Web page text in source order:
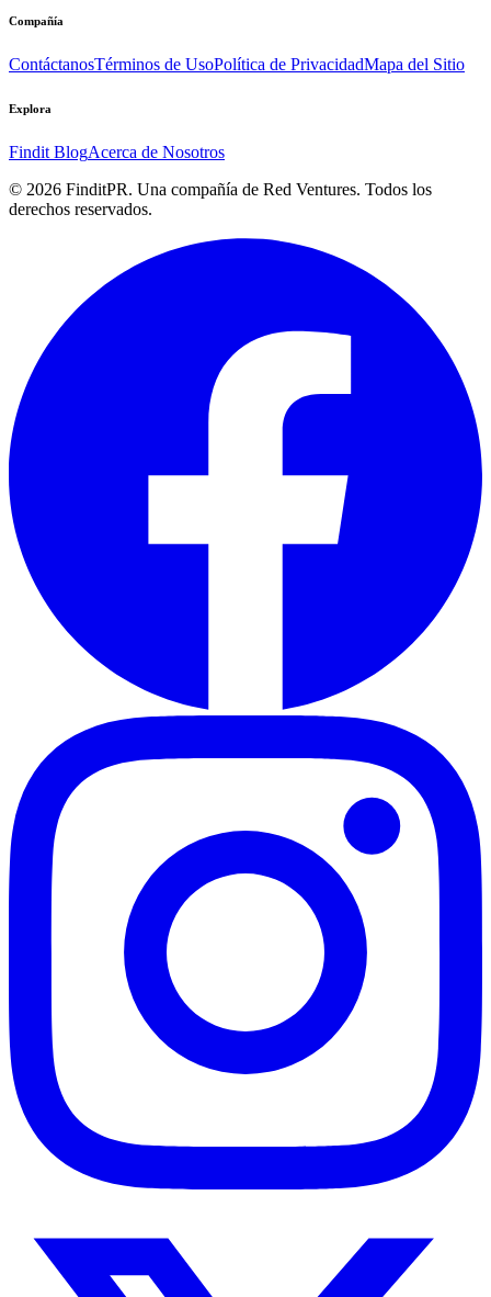
Compañía
ContáctanosTérminos de UsoPolítica de PrivacidadMapa del Sitio
Explora
Findit BlogAcerca de Nosotros
© 2026 FinditPR. Una compañía de Red Ventures. Todos los
derechos reservados.